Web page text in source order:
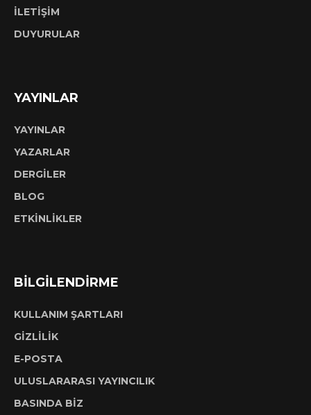
İLETİŞİM
DUYURULAR
YAYINLAR
YAYINLAR
YAZARLAR
DERGİLER
BLOG
ETKİNLİKLER
BİLGİLENDİRME
KULLANIM ŞARTLARI
GİZLİLİK
E-POSTA
ULUSLARARASI YAYINCILIK
BASINDA BİZ